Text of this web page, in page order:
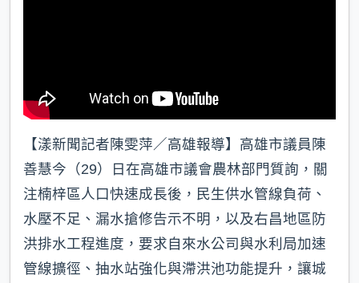
【漾新聞記者陳雯萍／高雄報導】高雄市議員陳
善慧今（29）日在高雄市議會農林部門質詢，關
注楠梓區人口快速成長後，民生供水管線負荷、
水壓不足、漏水搶修告示不明，以及右昌地區防
洪排水工程進度，要求自來水公司與水利局加速
管線擴徑、抽水站強化與滯洪池功能提升，讓城